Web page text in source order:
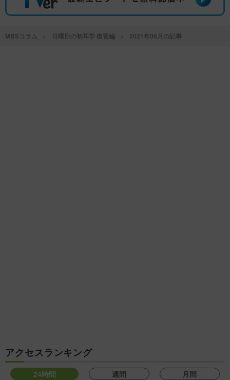
MBSコラム 日曜日の初耳学 復習編 2021年06月の記事
アクセスランキング
24時間 週間 月間